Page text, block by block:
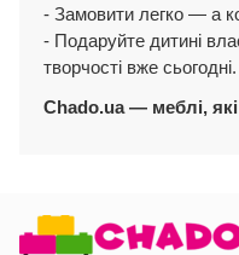
- Замовити легко — а
- Подаруйте дитині
творчості вже сьогодні.
Chado.ua — меблі,